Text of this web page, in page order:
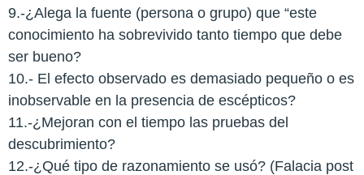
9.-¿Alega la fuente (persona o grupo) que “este
conocimiento ha sobrevivido tanto tiempo que debe
ser bueno?
10.- El efecto observado es demasiado pequeño o es
inobservable en la presencia de escépticos?
11.-¿Mejoran con el tiempo las pruebas del
descubrimiento?
12.-¿Qué tipo de razonamiento se usó? (Falacia post